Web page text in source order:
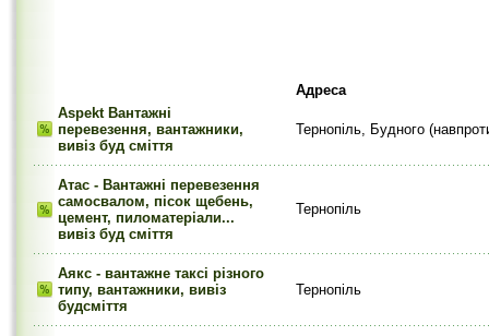
Адреса
Aspekt Вантажні
перевезення, вантажники,
вивіз буд сміття
Тернопіль, Будного
Aтас - Вантажні перевезення
самосвалом, пісок щебень,
цемент, пиломатеріали...
вивіз буд сміття
Тернопіль
Аякс - вантажне таксі різного
типу, вантажники, вивіз
будсміття
Тернопіль